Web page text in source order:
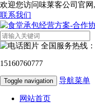
欢迎您访问味莱客公司官网
联系我们
全国服务热线：
15160760777
Toggle navigation 导航菜单
网站首页